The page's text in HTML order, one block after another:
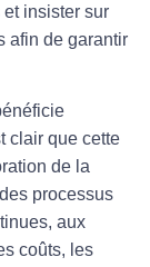
insister sur
afin de garantir
clair que cette
de la
processus
aux
coûts, les